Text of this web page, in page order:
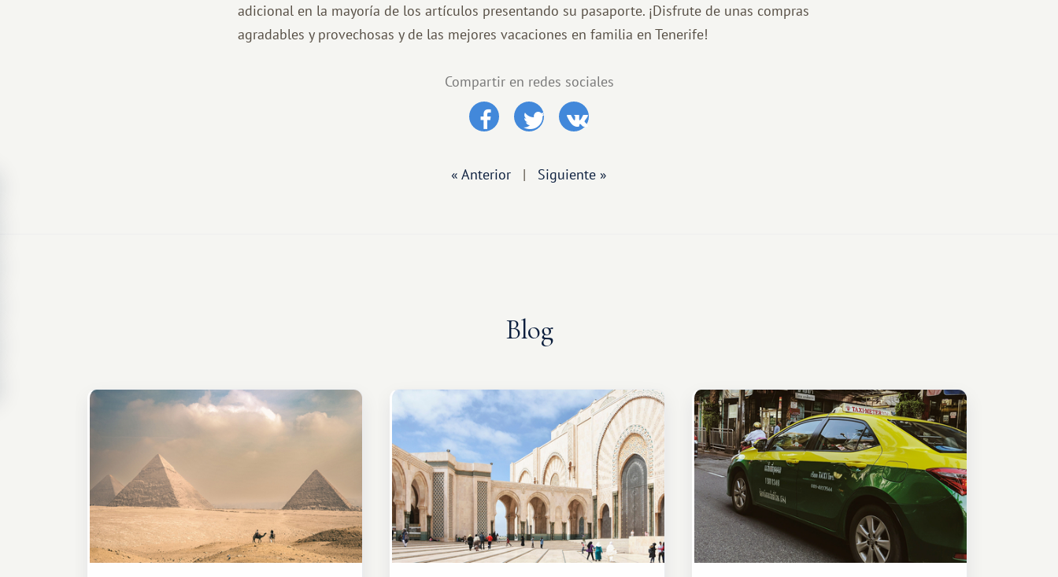
adicional en la mayoría de los artículos presentando su pasaporte. ¡Disfrute de unas compras
agradables y provechosas y de las mejores vacaciones en familia en Tenerife!
Compartir en redes sociales
« Anterior | Siguiente »
Blog